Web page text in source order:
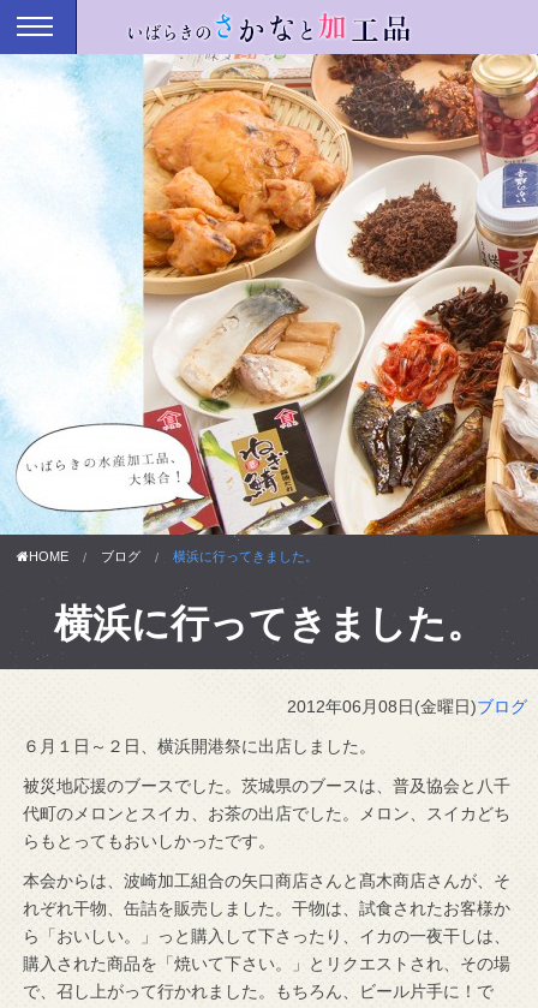
HOME ブログ 横浜に行ってきました。
横浜に行ってきました。
2012年06月08日(金曜日)ブログ
６月１日～２日、横浜開港祭に出店しました。
被災地応援のブースでした。茨城県のブースは、普及協会と八千
代町のメロンとスイカ、お茶の出店でした。メロン、スイカどち
らもとってもおいしかったです。
本会からは、波崎加工組合の矢口商店さんと髙木商店さんが、そ
れぞれ干物、缶詰を販売しました。干物は、試食されたお客様か
ら「おいしい。」っと購入して下さったり、イカの一夜干しは、
購入された商品を「焼いて下さい。」とリクエストされ、その場
で、召し上がって行かれました。もちろん、ビール片手に！で